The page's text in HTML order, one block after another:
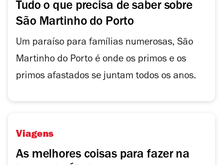
Tudo o que precisa de saber sobre
São Martinho do Porto
Um paraíso para famílias numerosas, São
Martinho do Porto é onde os primos e os
primos afastados se juntam todos os anos.
Viagens
As melhores coisas para fazer na